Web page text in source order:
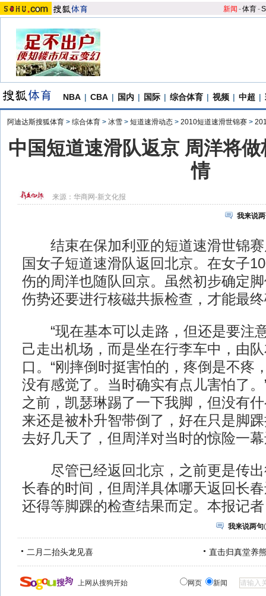
新闻 -体育-S
NBA | CBA | 国内 | 国际 | 综合体育 | 视频 | 中超 |
阿迪达斯搜狐体育 > 综合体育 > 冰雪 > 短道速滑动态 > 2010短道速滑世锦赛 >
中国短道速滑队返京 周洋将
情
来源： 华商网-新文化报
我来说
结束在保加利亚的短道速滑世锦赛
国女子短道速滑队返回北京。在女子
伤的周洋也随队回京。虽然初步确定
伤势还要进行核磁共振检查，才能最
“现在基本可以走路，但还是要注
己走出机场，而是坐在行李车中，由
口。“刚摔倒时挺害怕的，疼倒是不疼
没有感觉了。当时确实有点儿害怕了。
之前，凯瑟琳踢了一下我脚，但没有
来还是被朴升智带倒了，好在只是脚
去好几天了，但周洋对当时的惊险一
尽管已经返回北京，之前更是传出
长春的时间，但周洋具体哪天返回长
还得等脚踝的检查结果而定。本报记
我来说两句(
二月二抬头龙见喜 直击归真堂养
上网从搜狗开始 网页 新闻